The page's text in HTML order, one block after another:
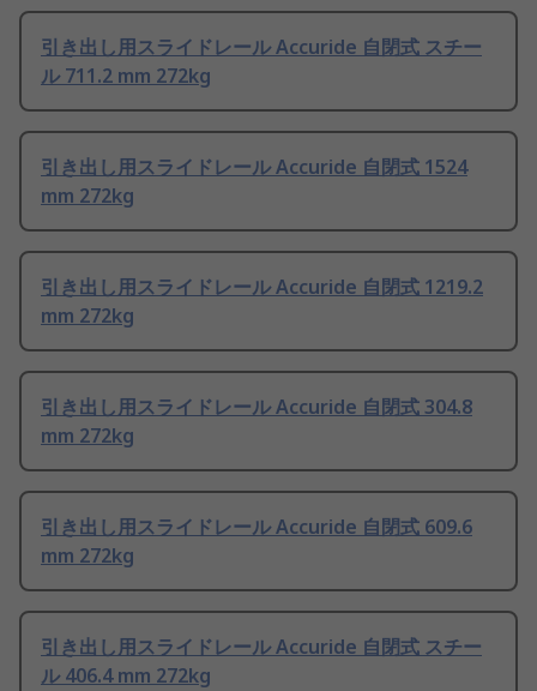
引き出し用スライドレール Accuride 自閉式 スチー
ル 711.2 mm 272kg
引き出し用スライドレール Accuride 自閉式 1524
mm 272kg
引き出し用スライドレール Accuride 自閉式 1219.2
mm 272kg
引き出し用スライドレール Accuride 自閉式 304.8
mm 272kg
引き出し用スライドレール Accuride 自閉式 609.6
mm 272kg
引き出し用スライドレール Accuride 自閉式 スチー
ル 406.4 mm 272kg